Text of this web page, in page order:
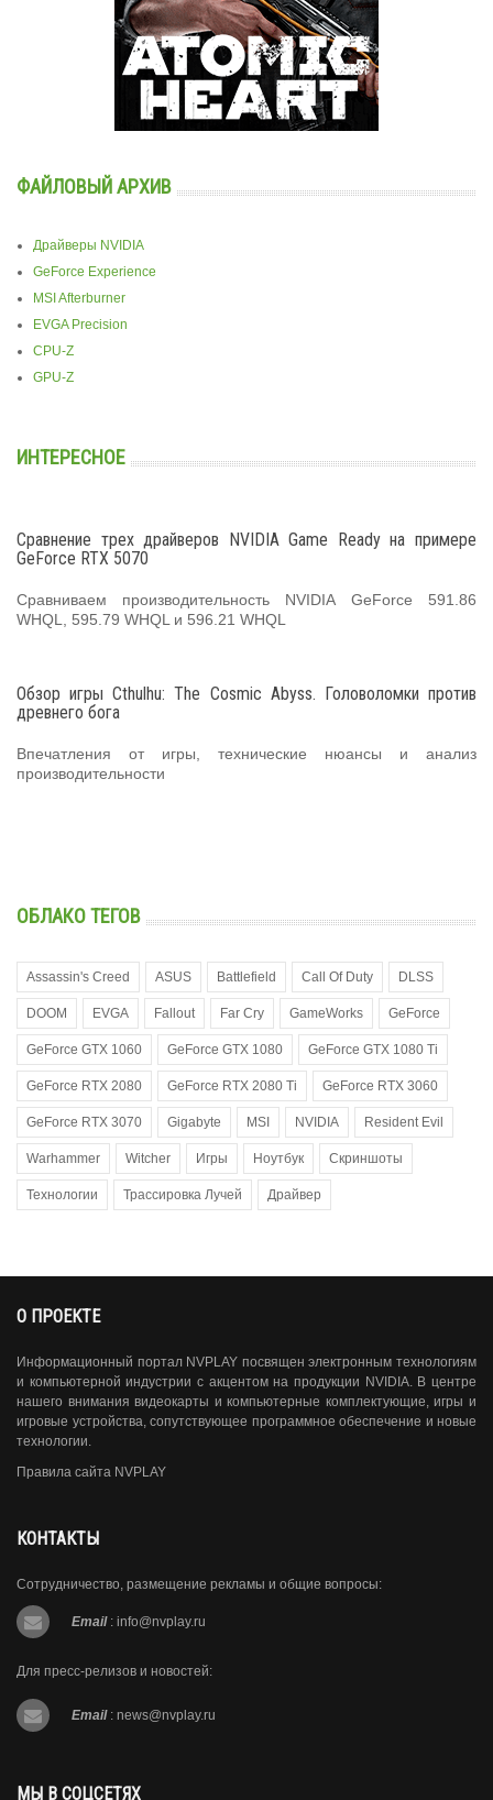
ФАЙЛОВЫЙ АРХИВ
Драйверы NVIDIA
GeForce Experience
MSI Afterburner
EVGA Precision
CPU-Z
GPU-Z
ИНТЕРЕСНОЕ
Сравнение трех драйверов NVIDIA Game Ready на примере
GeForce RTX 5070
Сравниваем производительность NVIDIA GeForce 591.86
WHQL, 595.79 WHQL и 596.21 WHQL
Обзор игры Cthulhu: The Cosmic Abyss. Головоломки против
древнего бога
Впечатления от игры, технические нюансы и анализ
производительности
ОБЛАКО ТЕГОВ
Assassin's Creed ASUS Battlefield Call Of Duty DLSS
DOOM EVGA Fallout Far Cry GameWorks GeForce
GeForce GTX 1060 GeForce GTX 1080 GeForce GTX 1080 Ti
GeForce RTX 2080 GeForce RTX 2080 Ti GeForce RTX 3060
GeForce RTX 3070 Gigabyte MSI NVIDIA Resident Evil
Warhammer Witcher Игры Ноутбук Скриншоты
Технологии Трассировка Лучей Драйвер
О ПРОЕКТЕ
Информационный портал NVPLAY посвящен электронным технологиям
и компьютерной индустрии с акцентом на продукции NVIDIA. В центре
нашего внимания видеокарты и компьютерные комплектующие, игры и
игровые устройства, сопутствующее программное обеспечение и новые
технологии.
Правила сайта NVPLAY
КОНТАКТЫ
Сотрудничество, размещение рекламы и общие вопросы:
Email : info@nvplay.ru
Для пресс-релизов и новостей:
Email : news@nvplay.ru
МЫ В СОЦСЕТЯХ